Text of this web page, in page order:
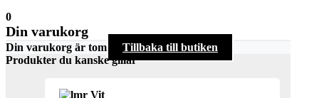
0
Din varukorg
Din varukorg är tom
Tillbaka till butiken
Produkter du kanske gillar